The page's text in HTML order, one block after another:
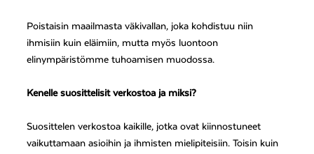
Poistaisin maailmasta väkivallan, joka kohdistuu niin
ihmisiin kuin eläimiin, mutta myös luontoon
elinympäristömme tuhoamisen muodossa.
Kenelle suosittelisit verkostoa ja miksi?
Suosittelen verkostoa kaikille, jotka ovat kiinnostuneet
vaikuttamaan asioihin ja ihmisten mielipiteisiin. Toisin kuin